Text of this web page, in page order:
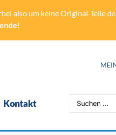
also um keine Original-Teile
Kontakt